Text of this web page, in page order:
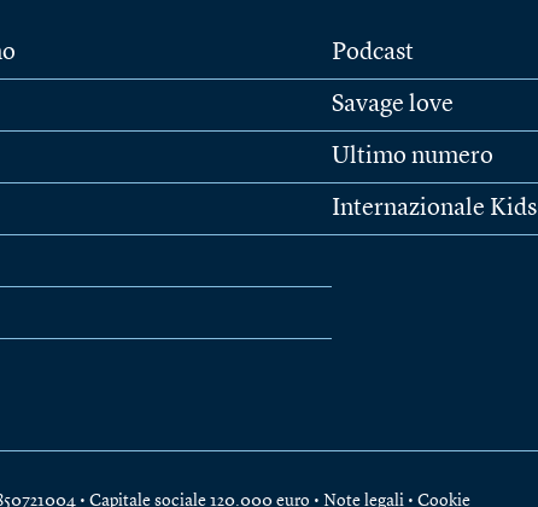
Podcast
Savage love
Ultimo numero
Internazionale Kids
• Capitale sociale 120.000 euro • Note legali • Cookie